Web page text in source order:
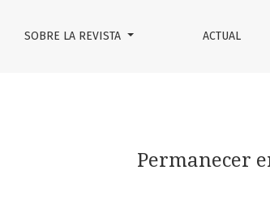
SOBRE LA REVISTA ACTUAL
Permanecer